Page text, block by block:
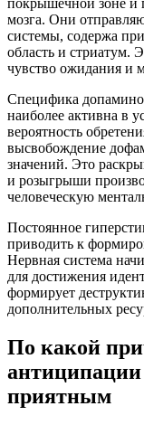
мозга. Они
системы, содержа
область и стриатум.
чувство ожидания и
Специфика
наиболее активна в
вероятность
высвобождение
значений. Это
и розыгрыши
человеческую
Постоянное
приводить к
Нервная система
для достижения
формирует
дополнительных
По какой
приятным